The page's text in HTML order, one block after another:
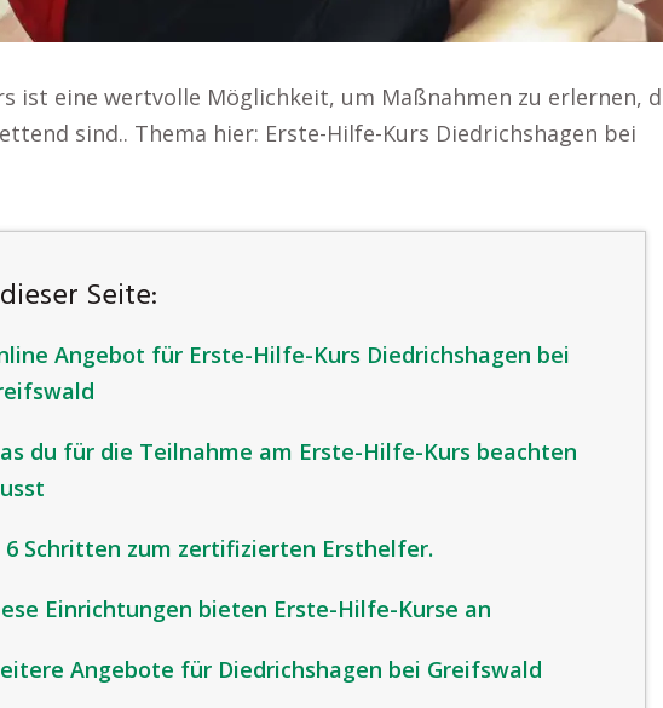
ist eine wertvolle Möglichkeit, um Maßnahmen zu erlernen,
sind.. Thema hier: Erste-Hilfe-Kurs Diedrichshagen bei
Seite:
Angebot für Erste-Hilfe-Kurs Diedrichshagen bei
du für die Teilnahme am Erste-Hilfe-Kurs beachten
6 Schritten zum zertifizierten Ersthelfer.
Einrichtungen bieten Erste-Hilfe-Kurse an
Angebote für Diedrichshagen bei Greifswald